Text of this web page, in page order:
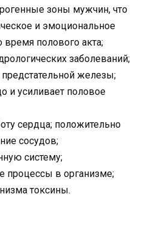
зоны мужчин, что
и эмоциональное
время полового акта;
заболеваний;
железы;
и усиливает половое
сердца; положительно
сосудов;
систему;
процессы в организме;
токсины.